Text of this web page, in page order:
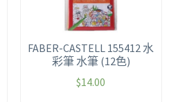
FABER-CASTELL 155412 水
彩筆 水筆 (12色)
$14.00